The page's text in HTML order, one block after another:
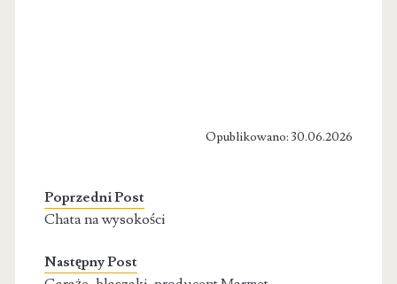
Opublikowano: 30.06.2026
Poprzedni Post
Chata na wysokości
Następny Post